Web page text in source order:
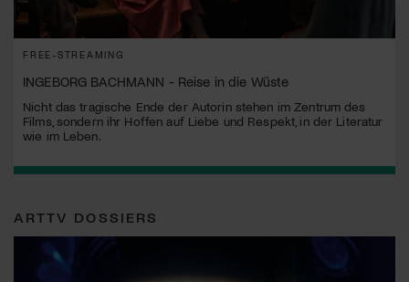
FREE-STREAMING
INGEBORG BACHMANN - Reise in die Wüste
Nicht das tragische Ende der Autorin stehen im Zentrum des
Films, sondern ihr Hoffen auf Liebe und Respekt, in der Literatur
wie im Leben.
ARTTV DOSSIERS